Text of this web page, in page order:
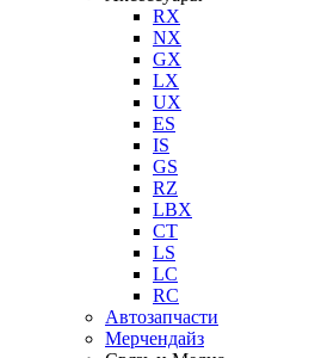
RX
NX
GX
LX
UX
ES
IS
GS
RZ
LBX
CT
LS
LC
RC
Автозапчасти
Мерчендайз